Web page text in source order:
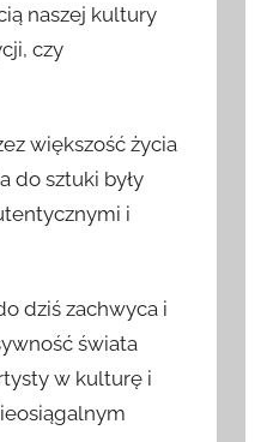
naszej kultury
czy
większość życia
do sztuki były
i
dziś zachwyca i
świata
w kulturę i